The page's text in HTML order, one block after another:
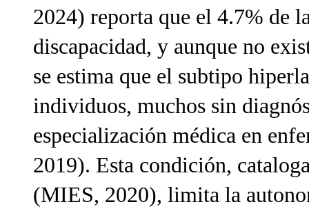
2024) reporta que el 4.7% de
discapacidad, y aunque no
se estima que el subtipo
individuos, muchos sin
especialización médica en
2019). Esta condición,
(MIES, 2020), limita la